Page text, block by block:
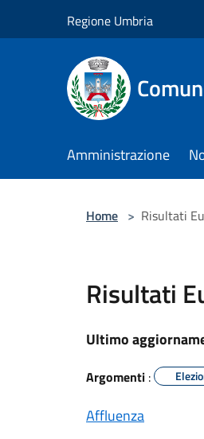
Regione Umbria
Amministrazione
Home > Risultati
Risultati
Ultimo
Argomenti :
Affluenza